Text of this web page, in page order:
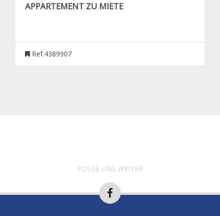
APPARTEMENT ZU MIETE
Ref.4389907
FOLGE UNS WEITER